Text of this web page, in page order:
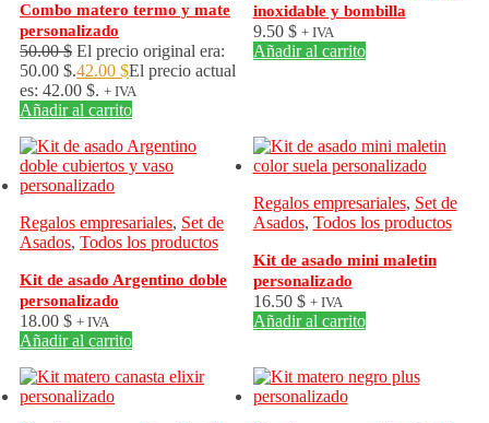
Combo matero termo y mate
personalizado
50.00$ El precio original era:
50.00 $.42.00 $El precio actual
es: 42.00 $. + IVA
Añadir al carrito
inoxidable y bombilla
9.50 $ + IVA
Añadir al carrito
Regalos empresariales, Set de
Asados, Todos los productos
Kit de asado Argentino doble
personalizado
18.00 $ + IVA
Añadir al carrito
Regalos empresariales, Set de
Asados, Todos los productos
Kit de asado mini maletin
personalizado
16.50 $ + IVA
Añadir al carrito